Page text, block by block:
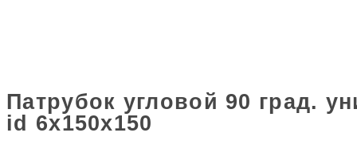
Патрубок угловой 90 град.
id 6х150х150